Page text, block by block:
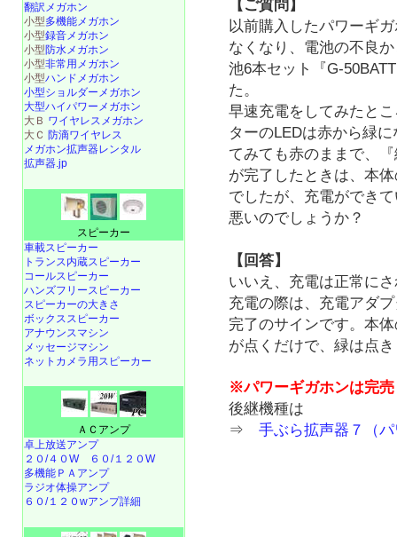
【ご質問】
以前購入したパワーギ
なくなり、電池の不良
池6本セット『G-
た。
早速充電をしてみたと
ターのLEDは赤から緑
てみても赤のままで、
が完了したときは、本
でしたが、充電ができ
悪いのでしょうか？
【回答】
いいえ、充電は正常に
充電の際は、充電アダ
完了のサインです。本
が点くだけで、緑は点
※パワーギガホンは完
後継機種は
⇒手ぶら拡声器７（
翻訳メガホン
小型多機能メガホン
小型録音メガホン
小型防水メガホン
小型非常用メガホン
小型ハンドメガホン
小型ショルダーメガホン
大型ハイパワーメガホン
大Ｂ ワイヤレスメガホン
大Ｃ 防滴ワイヤレス
メガホン拡声器レンタル
拡声器.jp
スピーカー
車載スピーカー
トランス内蔵スピーカー
コールスピーカー
ハンズフリースピーカー
スピーカーの大きさ
ボックススピーカー
アナウンスマシン
メッセージマシン
ネットカメラ用スピーカー
ＡＣアンプ
卓上放送アンプ
２０/４０W
６０/１２０W
多機能ＰＡアンプ
ラジオ体操アンプ
６０/１２０wアンプ詳細